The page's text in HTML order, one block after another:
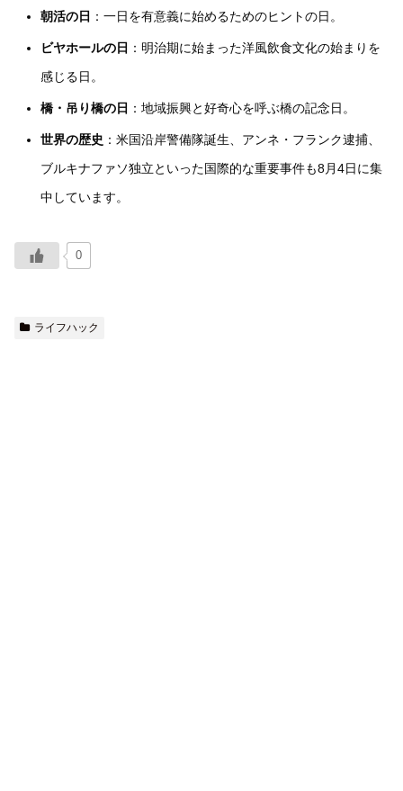
朝活の日 ：一日を有意義に始めるためのヒントの日。
ビヤホールの日 ：明治期に始まった洋風飲食文化の始まりを
感じる日。
橋・吊り橋の日 ：地域振興と好奇心を呼ぶ橋の記念日。
世界の歴史 ：米国沿岸警備隊誕生、アンネ・フランク逮捕、
ブルキナファソ独立といった国際的な重要事件も8月4日に集
中しています。
0
ライフハック